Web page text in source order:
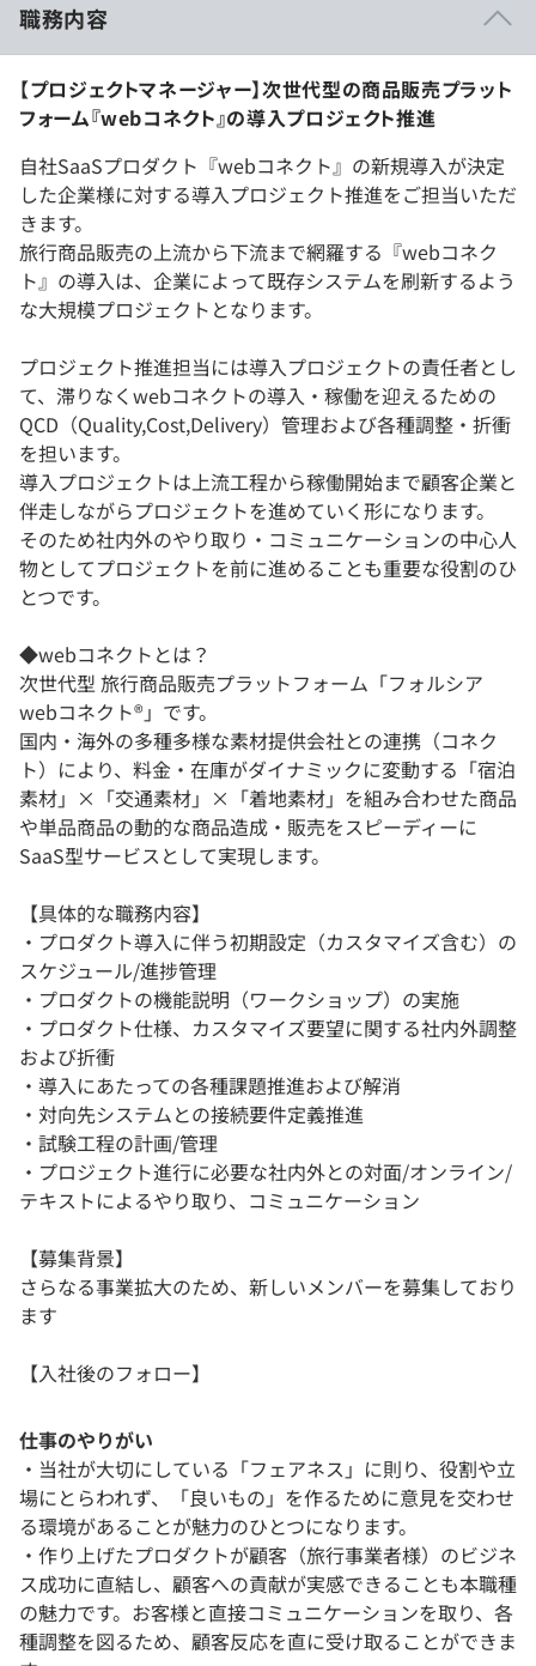
職務内容
【プロジェクトマネージャー】次世代型の商品販売プラット
フォーム『webコネクト』の導入プロジェクト推進
自社SaaSプロダクト『webコネクト』の新規導入が決定
した企業様に対する導入プロジェクト推進をご担当いただ
きます。
旅行商品販売の上流から下流まで網羅する『webコネク
ト』の導入は、企業によって既存システムを刷新するよう
な大規模プロジェクトとなります。
プロジェクト推進担当には導入プロジェクトの責任者とし
て、滞りなくwebコネクトの導入・稼働を迎えるための
QCD（Quality,Cost,Delivery）管理および各種調整・折衝
を担います。
導入プロジェクトは上流工程から稼働開始まで顧客企業と
伴走しながらプロジェクトを進めていく形になります。
そのため社内外のやり取り・コミュニケーションの中心人
物としてプロジェクトを前に進めることも重要な役割のひ
とつです。
◆webコネクトとは？
次世代型 旅行商品販売プラットフォーム「フォルシア
webコネクト®」です。
国内・海外の多種多様な素材提供会社との連携（コネク
ト）により、料金・在庫がダイナミックに変動する「宿泊
素材」×「交通素材」×「着地素材」を組み合わせた商品
や単品商品の動的な商品造成・販売をスピーディーに
SaaS型サービスとして実現します。
【具体的な職務内容】
・プロダクト導入に伴う初期設定（カスタマイズ含む）の
スケジュール/進捗管理
・プロダクトの機能説明（ワークショップ）の実施
・プロダクト仕様、カスタマイズ要望に関する社内外調整
および折衝
・導入にあたっての各種課題推進および解消
・対向先システムとの接続要件定義推進
・試験工程の計画/管理
・プロジェクト進行に必要な社内外との対面/オンライン/
テキストによるやり取り、コミュニケーション
【募集背景】
さらなる事業拡大のため、新しいメンバーを募集しており
ます
【入社後のフォロー】
仕事のやりがい
・当社が大切にしている「フェアネス」に則り、役割や立
場にとらわれず、「良いもの」を作るために意見を交わせ
る環境があることが魅力のひとつになります。
・作り上げたプロダクトが顧客（旅行事業者様）のビジネ
ス成功に直結し、顧客への貢献が実感できることも本職種
の魅力です。お客様と直接コミュニケーションを取り、各
種調整を図るため、顧客反応を直に受け取ることができま